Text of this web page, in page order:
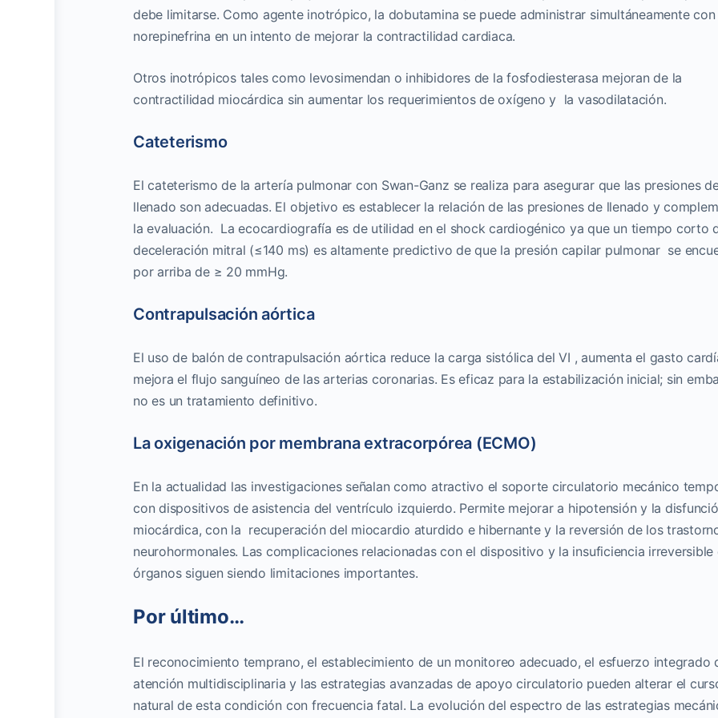
debe limitarse. Como agente inotrópico, la dobutamina se puede administrar simultáneamente con
norepinefrina en un intento de mejorar la contractilidad cardiaca.
Otros inotrópicos tales como levosimendan o inhibidores de la fosfodiesterasa mejoran de la
contractilidad miocárdica sin aumentar los requerimientos de oxígeno y la vasodilatación.
Cateterismo
El cateterismo de la artería pulmonar con Swan-Ganz se realiza para asegurar que las presiones
llenado son adecuadas. El objetivo es establecer la relación de las presiones de llenado y
la evaluación. La ecocardiografía es de utilidad en el shock cardiogénico ya que un tiempo corto
deceleración mitral (≤140 ms) es altamente predictivo de que la presión capilar pulmonar se
por arriba de ≥ 20 mmHg.
Contrapulsación aórtica
El uso de balón de contrapulsación aórtica reduce la carga sistólica del VI , aumenta el gasto
mejora el flujo sanguíneo de las arterias coronarias. Es eficaz para la estabilización inicial; sin
no es un tratamiento definitivo.
La oxigenación por membrana extracorpórea (ECMO)
En la actualidad las investigaciones señalan como atractivo el soporte circulatorio mecánico
con dispositivos de asistencia del ventrículo izquierdo. Permite mejorar a hipotensión y la
miocárdica, con la recuperación del miocardio aturdido e hibernante y la reversión de los
neurohormonales. Las complicaciones relacionadas con el dispositivo y la insuficiencia irreversible
órganos siguen siendo limitaciones importantes.
Por último…
El reconocimiento temprano, el establecimiento de un monitoreo adecuado, el esfuerzo integrado
atención multidisciplinaria y las estrategias avanzadas de apoyo circulatorio pueden alterar el
natural de esta condición con frecuencia fatal. La evolución del espectro de las estrategias